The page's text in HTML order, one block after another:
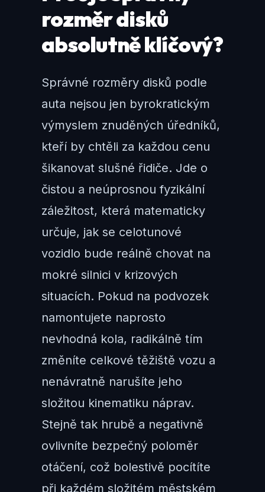
rozměr disků
absolutně klíčový?
Správné rozměry disků podle
auta nejsou jen byrokratickým
výmyslem znuděných úředníků,
kteří by chtěli za každou cenu
šikanovat slušné řidiče. Jde o
čistou a neúprosnou fyzikální
záležitost, která matematicky
určuje, jak se celotunové
vozidlo bude reálně chovat na
mokré silnici v krizových
situacích. Pokud na podvozek
namontujete naprosto
nevhodná kola, radikálně tím
změníte celkové těžiště vozu a
nenávratně narušíte jeho
složitou kinematiku náprav.
Stejně tak hrubě a negativně
ovlivníte bezpečný poloměr
otáčení, což bolestivě pocítíte
při každém složitém městském